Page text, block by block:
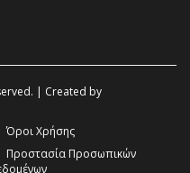
| Created by
Όροι Χρήσης
Προστασία Προσωπικών